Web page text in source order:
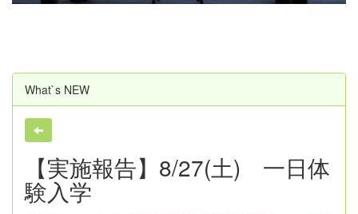
What`s NEW
【実施報告】8/27(土) 一日体
験入学